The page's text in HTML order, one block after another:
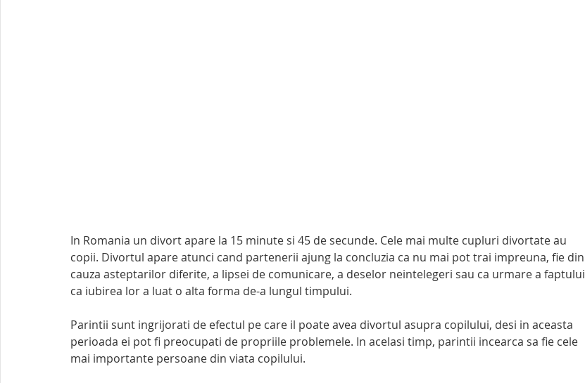
In Romania un divort apare la 15 minute si 45 de secunde. Cele mai multe cupluri divortate au
copii. Divortul apare atunci cand partenerii ajung la concluzia ca nu mai pot trai impreuna, fie din
cauza asteptarilor diferite, a lipsei de comunicare, a deselor neintelegeri sau ca urmare a faptului
ca iubirea lor a luat o alta forma de-a lungul timpului.
Parintii sunt ingrijorati de efectul pe care il poate avea divortul asupra copilului, desi in aceasta
perioada ei pot fi preocupati de propriile problemele. In acelasi timp, parintii incearca sa fie cele
mai importante persoane din viata copilului.